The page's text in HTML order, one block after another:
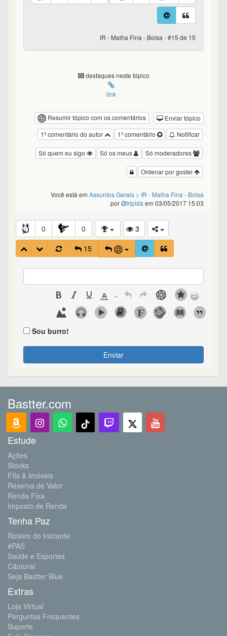
IR - Malha Fina - Bolsa - #15 de 15
destaques neste tópico
link
Resumir tópico com os comentários
Enviar tópico
Notificar
1º comentário
1º comentário do autor
Só moderadores
Só os meus
Só quem eu sigo
Ordenar por gostei
Você está em Assuntos Gerais > IR - Malha Fina - Bolsa
por
tripida em 03/05/2017 15:03
0 0
3
15
Sou burro!
Enviar
Bastter.com
Estude
Ações
Stocks
FIIs & Imóveis
Reserva de Valor
Renda Fixa
Imposto de Renda
Tenha Paz
Roteiro do Iniciante
#PAS
Saúde e Esportes
Cãotural
Seja Bastter Blue
Extras
Loja Virtual
Perguntas Frequentes
Suporte